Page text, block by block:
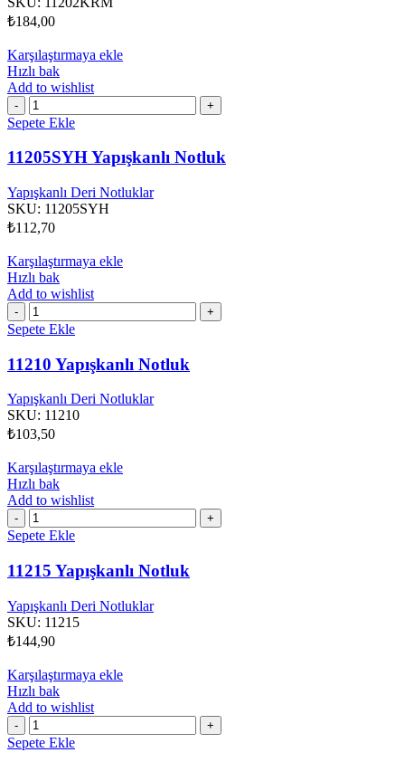
₺184,00
Karşılaştırmaya ekle
Hızlı bak
Add to wishlist
11205SYH
Yapışkanlı
adet
Sepete Ekle
11205SYH Yapışkanlı Notluk
Yapışkanlı Deri Notluklar
SKU: 11205SYH
₺112,70
Karşılaştırmaya ekle
Hızlı bak
Add to wishlist
11210
Yapışkanlı
adet
Sepete Ekle
11210 Yapışkanlı Notluk
Yapışkanlı Deri Notluklar
SKU: 11210
₺103,50
Karşılaştırmaya ekle
Hızlı bak
Add to wishlist
11215
Yapışkanlı
adet
Sepete Ekle
11215 Yapışkanlı Notluk
Yapışkanlı Deri Notluklar
SKU: 11215
₺144,90
Karşılaştırmaya ekle
Hızlı bak
Add to wishlist
11220KRM
Geri
Sepete Ekle